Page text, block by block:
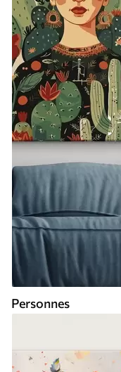
Personnes